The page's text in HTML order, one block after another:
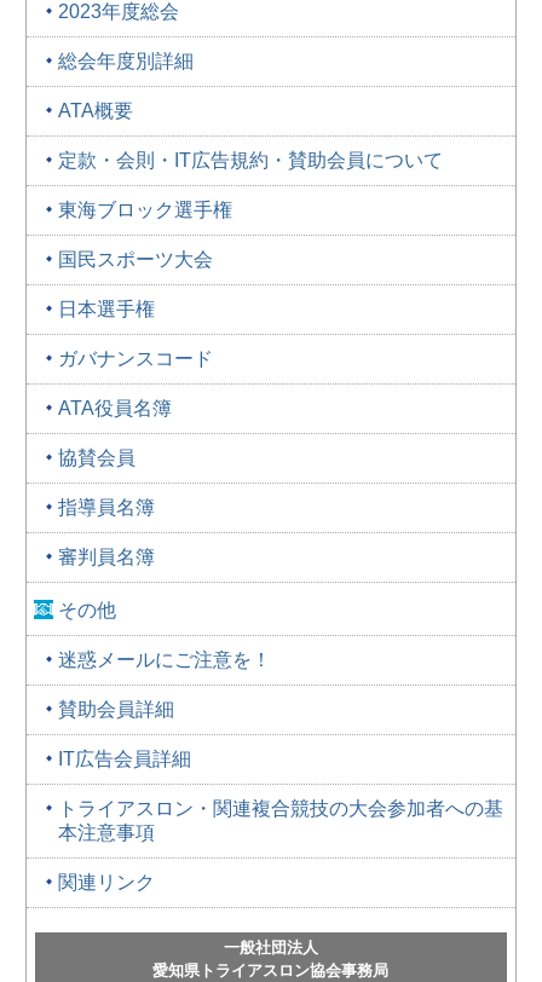
2023年度総会
総会年度別詳細
ATA概要
定款・会則・IT広告規約・賛助会員について
東海ブロック選手権
国民スポーツ大会
日本選手権
ガバナンスコード
ATA役員名簿
協賛会員
指導員名簿
審判員名簿
その他
迷惑メールにご注意を！
賛助会員詳細
IT広告会員詳細
トライアスロン・関連複合競技の大会参加者への基
本注意事項
関連リンク
一般社団法人
愛知県トライアスロン協会事務局